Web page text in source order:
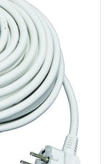
για να εχετε τα
να εχετε ρεύμα στη
παντού!!